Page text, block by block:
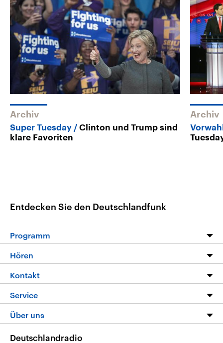
Archiv
Super Tuesday
Clinton und Trump sind
klare Favoriten
Archiv
Entdecken Sie den Deutschlandfunk
Programm
Programm
Die Nachrichten
Nachrichtenleicht
Neue Beiträge auf dlf.de
Hören
Livestream
Podcasts
Deutschlandfunk App
Nachrichten App
Kontakt
Hörerservice
Service
FAQ
Über uns
Deutschlandradio